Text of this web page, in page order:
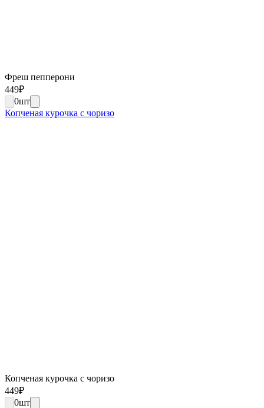
Фреш пепперони
449₽
0шт
Копченая курочка с чоризо
Копченая курочка с чоризо
449₽
0шт